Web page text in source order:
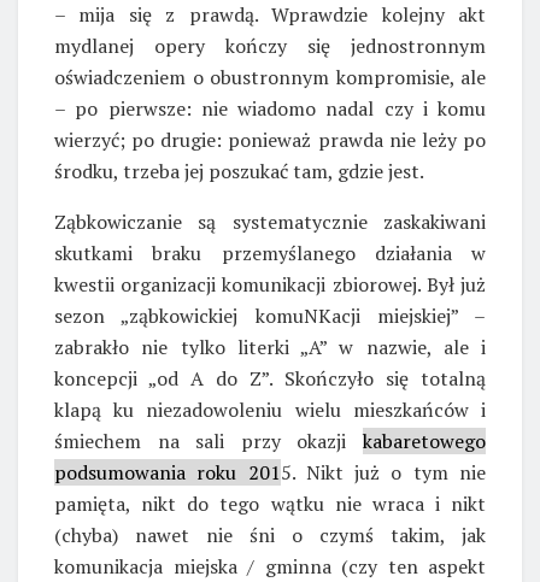
– mija się z prawdą. Wprawdzie kolejny akt
mydlanej opery kończy się jednostronnym
oświadczeniem o obustronnym kompromisie, ale
– po pierwsze: nie wiadomo nadal czy i komu
wierzyć; po drugie: ponieważ prawda nie leży po
środku, trzeba jej poszukać tam, gdzie jest.
Ząbkowiczanie są systematycznie zaskakiwani
skutkami braku przemyślanego działania w
kwestii organizacji komunikacji zbiorowej. Był już
sezon „ząbkowickiej komuNKacji miejskiej” –
zabrakło nie tylko literki „A” w nazwie, ale i
koncepcji „od A do Z”. Skończyło się totalną
klapą ku niezadowoleniu wielu mieszkańców i
śmiechem na sali przy okazjikabaretowego
podsumowania roku 2015. Nikt już o tym nie
pamięta, nikt do tego wątku nie wraca i nikt
(chyba) nawet nie śni o czymś takim, jak
komunikacja miejska / gminna (czy ten aspekt